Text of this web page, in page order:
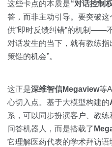
这些卡点的本质是“对话控制
答，而非主动引导。要突破
供”即时反馈纠错”的机制——
对话发生的当下，就有教练
策链的机会”。
这正是深维智信Megaview等
心切入点。基于大模型构建的
系，可以同步扮演客户、教
问答机器人，而是搭载了
它理解医药代表的学术拜访